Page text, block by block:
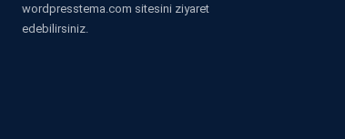
wordpresstema.com sitesini ziyaret
edebilirsiniz.